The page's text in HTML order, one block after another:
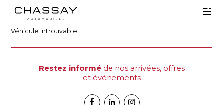
Véhicule introuvable
Restez informéde nos arrivées, offres
et événements
FacebookLinkedinInstagram